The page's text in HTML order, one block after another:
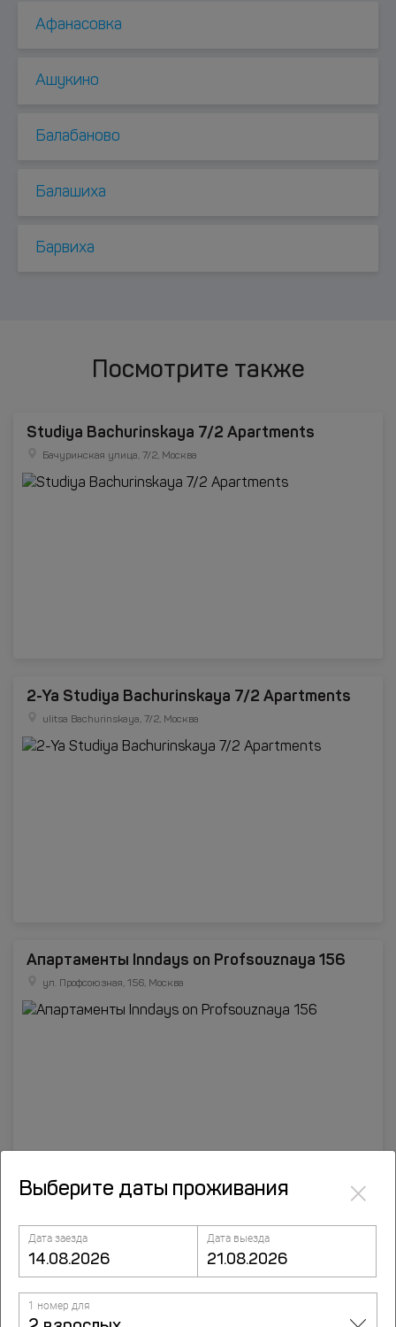
Афанасовка
Ашукино
Балабаново
Балашиха
Барвиха
Посмотрите также
Studiya Bachurinskaya 7/2 Apartments
Бачуринская улица, 7/2, Москва
2-Ya Studiya Bachurinskaya 7/2 Apartments
ulitsa Bachurinskaya, 7/2, Москва
Апартаменты Inndays on Profsouznaya 156
ул. Профсоюзная, 156, Москва
InnDays Belyaevo 24
ул. Введенского, 24, стр. 2, Москва
Выберите даты проживания ×
Дата заезда Дата выезда
1 номер для